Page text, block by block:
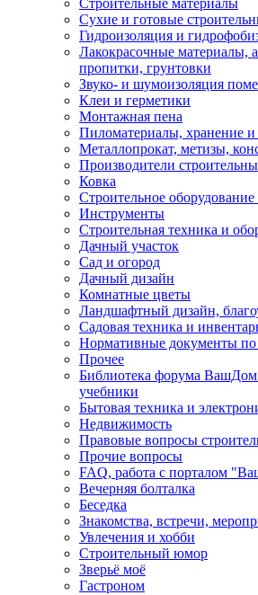
Строительные материалы
Сухие и готовые
Гидроизоляция и
Лакокрасочные материалы,
пропитки, грунтовки
Звуко- и шумоизоляция
Клеи и герметики
Монтажная пена
Пиломатериалы, хранение
Металлопрокат, метизы,
Производители
Ковка
Строительное
Инструменты
Строительная техника и
Дачный участок
Сад и огород
Дачный дизайн
Комнатные цветы
Ландшафтный дизайн,
Садовая техника и
Нормативные документы по
Прочее
Библиотека форума
учебники
Бытовая техника и
Недвижимость
Правовые вопросы
Прочие вопросы
FAQ, работа с порталом
Вечерняя болталка
Беседка
Знакомства, встречи,
Увлечения и хобби
Строительный юмор
Зверьё моё
Гастроном